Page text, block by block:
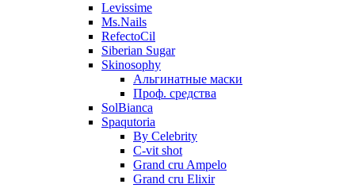
Levissime
Ms.Nails
RefectoCil
Siberian Sugar
Skinosophy
Альгинатные маски
Проф. средства
SolBianca
Spaqutoria
By Celebrity
C-vit shot
Grand cru Ampelo
Grand сru Elixir